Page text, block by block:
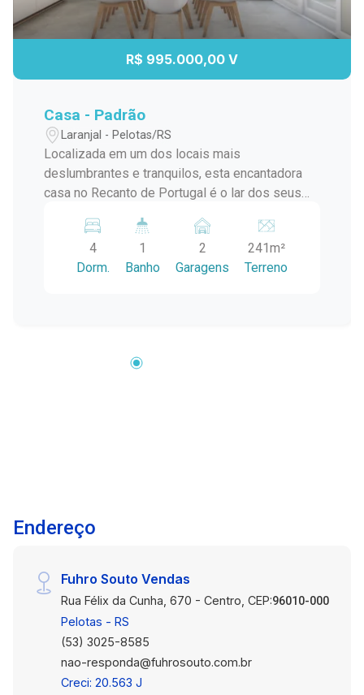
R$ 995.000,00 V
Casa - Padrão
Laranjal - Pelotas/RS
Localizada em um dos locais mais
deslumbrantes e tranquilos, esta encantadora
casa no Recanto de Portugal é o lar dos seus
espaços bem distribuídos, esta propriedade
oferece conforto e elegância para toda a família.
4 Dormitórios, incluindo 3 suítes para
ampla e funcional com muito espaço de
localização oferece fácil acesso a uma
variedade de comodidades, incluindo lojas,
a oportunidade de fazer desta casa o seu novo
lar! Entre em contato hoje mesmo para agendar
uma visita e descubra o encanto e o conforto
que esta propriedade tem a oferecer.
4
Dorm.
1
Banho
2
Garagens
241m²
Terreno
Endereço
Fuhro Souto Vendas
Rua Félix da Cunha, 670 - Centro, CEP:96010-000
Pelotas - RS
(53) 3025-8585
nao-responda@fuhrosouto.com.br
Creci: 20.563 J